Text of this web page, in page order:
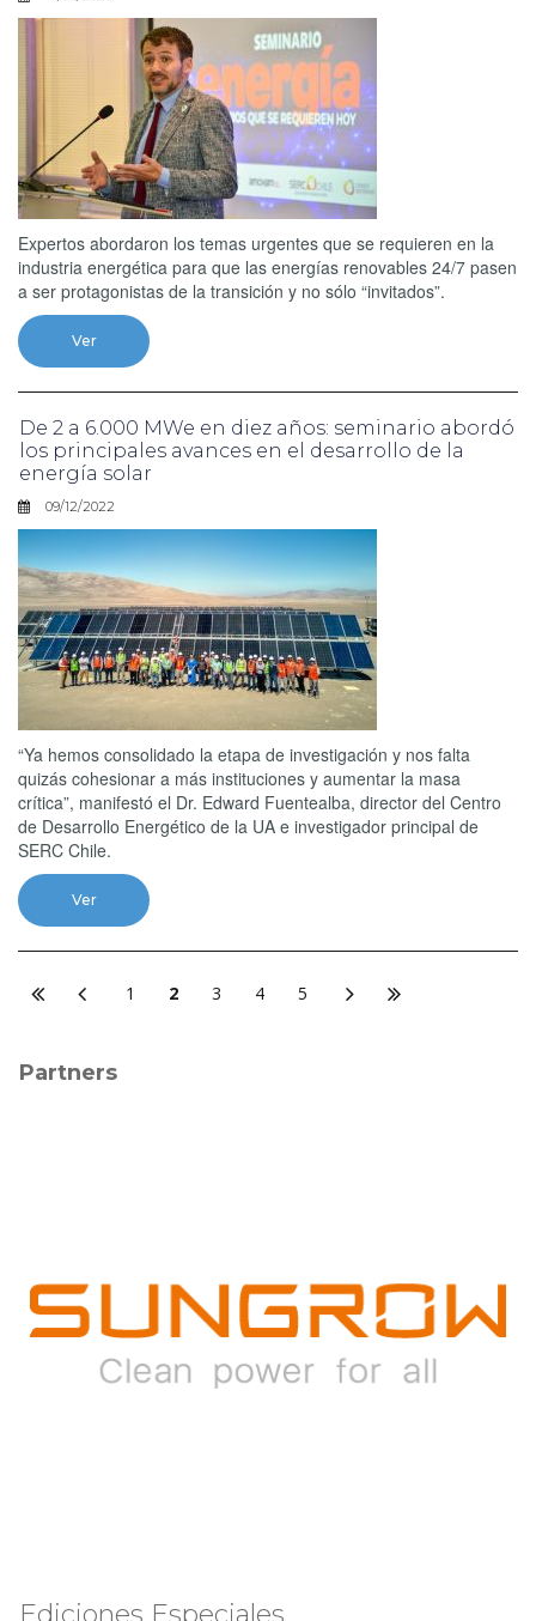
Expertos abordaron los temas urgentes que se requieren en la
industria energética para que las energías renovables 24/7 pasen
a ser protagonistas de la transición y no sólo “invitados”.
Ver
De 2 a 6.000 MWe en diez años: seminario abordó
los principales avances en el desarrollo de la
energía solar
09/12/2022
“Ya hemos consolidado la etapa de investigación y nos falta
quizás cohesionar a más instituciones y aumentar la masa
crítica”, manifestó el Dr. Edward Fuentealba, director del Centro
de Desarrollo Energético de la UA e investigador principal de
SERC Chile.
Ver
1 2 3 4 5
Partners
Ediciones Especiales